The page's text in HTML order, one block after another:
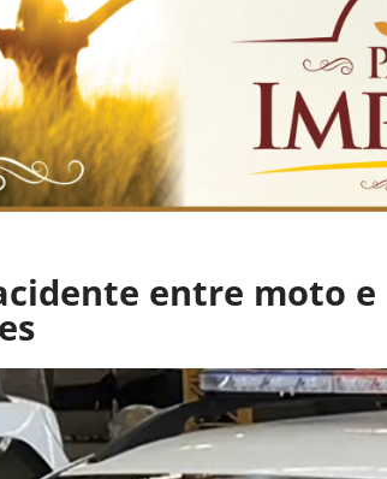
entre moto e